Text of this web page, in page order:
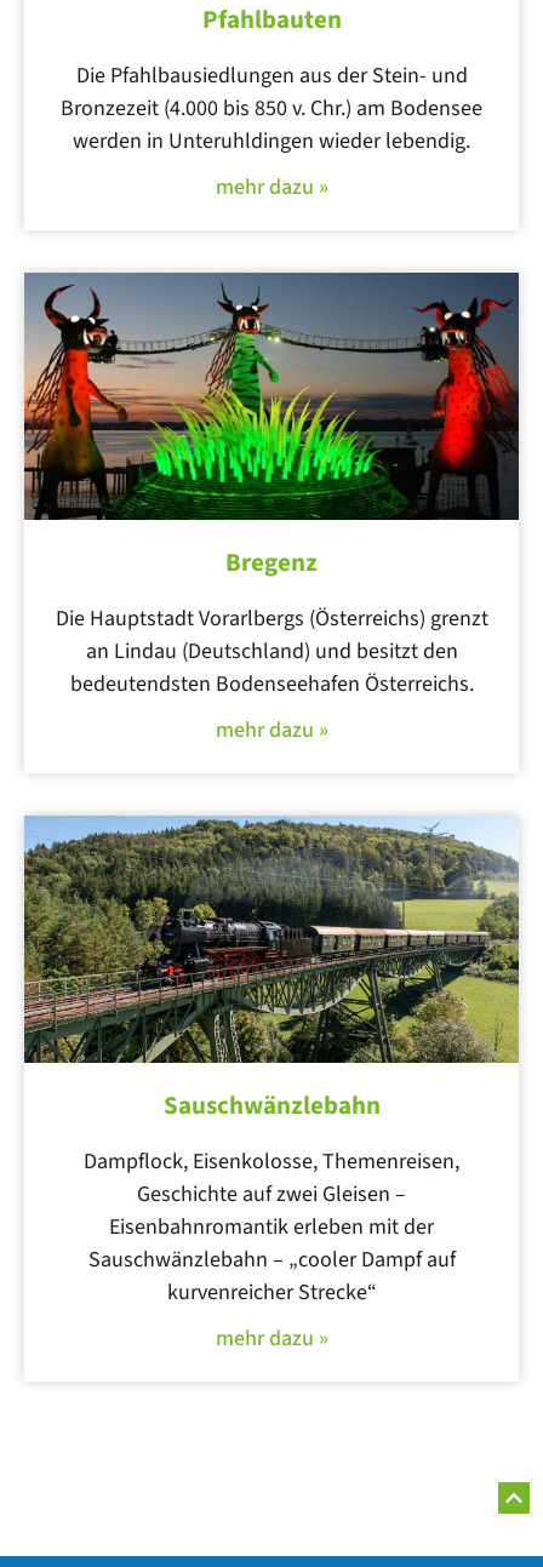
Pfahlbauten
Die Pfahlbausiedlungen aus der Stein- und
Bronzezeit (4.000 bis 850 v. Chr.) am Bodensee
werden in Unteruhldingen wieder lebendig.
mehr dazu »
Bregenz
Die Hauptstadt Vorarlbergs (Österreichs) grenzt
an Lindau (Deutschland) und besitzt den
bedeutendsten Bodenseehafen Österreichs.
mehr dazu »
Sauschwänzlebahn
Dampflock, Eisenkolosse, Themenreisen,
Geschichte auf zwei Gleisen –
Eisenbahnromantik erleben mit der
Sauschwänzlebahn – „cooler Dampf auf
kurvenreicher Strecke“
mehr dazu »